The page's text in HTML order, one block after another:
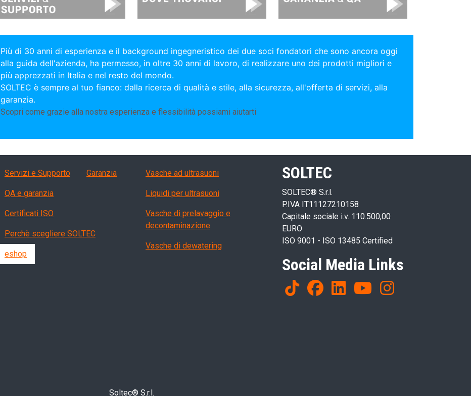
Più di 30 anni di esperienza e il background ingegneristico dei due soci fondatori che sono ancora oggi
alla guida dell'azienda, ha permesso, in oltre 30 anni di lavoro, di realizzare uno dei prodotti migliori e
più apprezzati in Italia e nel resto del mondo.
SOLTEC è sempre al tuo fianco: dalla ricerca di qualità e stile, alla sicurezza, all'offerta di servizi, alla
garanzia.
Scopri come grazie alla nostra esperienza e flessibilità possiami aiutarti
SOLTEC
SOLTEC® S.r.l.
P.IVA IT11127210158
Capitale sociale i.v. 110.500,00
EURO
ISO 9001 - ISO 13485 Certified
Social Media Links
Products
Vasche ad ultrasuoni
Liquidi per ultrasuoni
Vasche di prelavaggio e
decontaminazione
Vasche di dewatering
Servizi, garanzia, QA
Servizi e Supporto Garanzia
QA e garanzia
Certificati ISO
Perchè scegliere SOLTEC
eshop
Soltec® S.r.l.